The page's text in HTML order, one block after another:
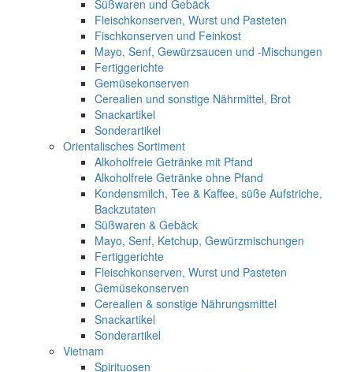
Süßwaren und Gebäck
Fleischkonserven, Wurst und Pasteten
Fischkonserven und Feinkost
Mayo, Senf, Gewürzsaucen und -Mischungen
Fertiggerichte
Gemüsekonserven
Cerealien und sonstige Nährmittel, Brot
Snackartikel
Sonderartikel
Orientalisches Sortiment
Alkoholfreie Getränke mit Pfand
Alkoholfreie Getränke ohne Pfand
Kondensmilch, Tee & Kaffee, süße Aufstriche,
Backzutaten
Süßwaren & Gebäck
Mayo, Senf, Ketchup, Gewürzmischungen
Fertiggerichte
Fleischkonserven, Wurst und Pasteten
Gemüsekonserven
Cerealien & sonstige Nährungsmittel
Snackartikel
Sonderartikel
Vietnam
Spirituosen